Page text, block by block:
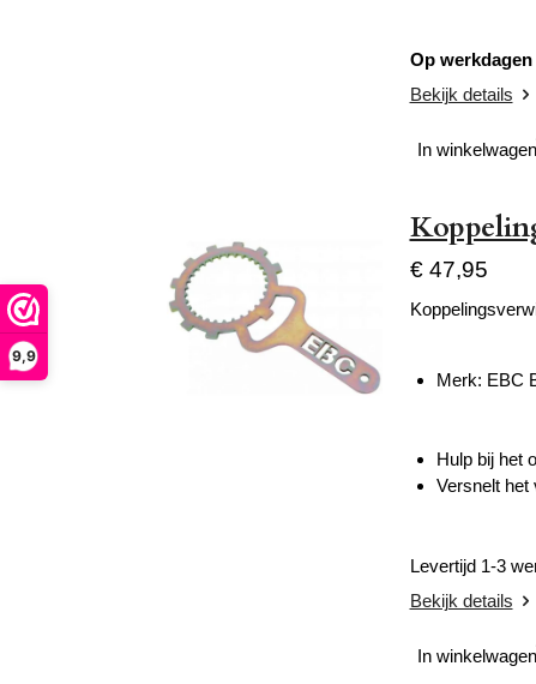
9,9
Op
Bekijk details
In winkelwagen
€ 47,95
Merk: EBC
Hulp bij het
Versnelt het
Levertijd 1-3
Bekijk details
In winkelwagen